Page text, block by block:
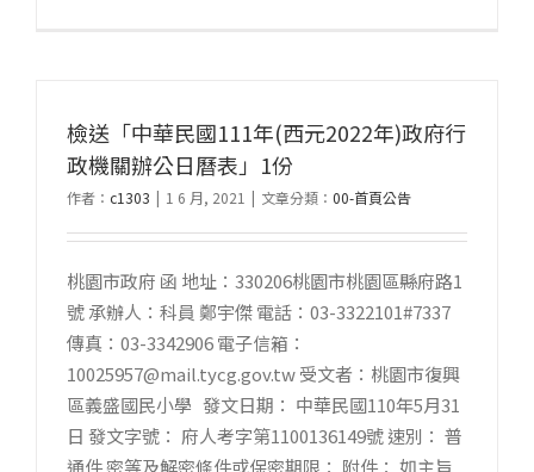
檢送「中華民國111年(西元2022年)政府行
政機關辦公日曆表」1份
作者： c1303 | 1 6 月, 2021 | 文章分類： 00-首頁公告
桃園市政府 函 地址：330206桃園市桃園區縣府路1
號 承辦人：科員 鄭宇傑 電話：03-3322101#7337
傳真：03-3342906 電子信箱：
10025957@mail.tycg.gov.tw 受文者：桃園市復興
區義盛國民小學 發文日期： 中華民國110年5月31
日 發文字號： 府人考字第1100136149號 速別： 普